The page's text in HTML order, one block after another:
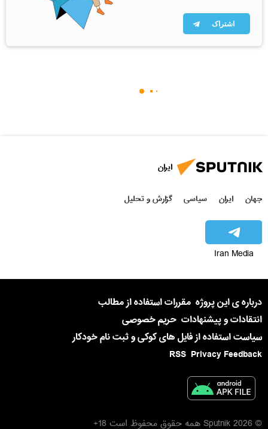
اشتراک
ایران
جهان ایران سیاسی گزارش و تحلیل
Iran Media
درباره ی این پروژه مقررات استفاده از مطالب
انتقادات و پیشنهادات حریم خصوصی
سیاست استفاده از فایل های کوکی و ثبت نام خودکار
Privacy Feedback
RSS
© 2026 Sputnik همه حقوق محفوظ است 18+